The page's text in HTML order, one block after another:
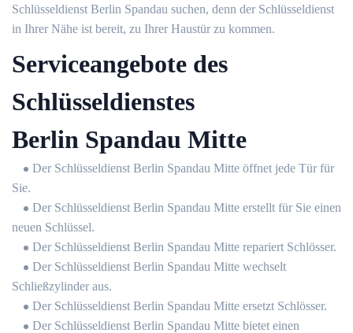
Schlüsseldienst Berlin Spandau suchen, denn der Schlüsseldienst
in Ihrer Nähe ist bereit, zu Ihrer Haustür zu kommen.
Serviceangebote des
Schlüsseldienstes
Berlin Spandau Mitte
Der Schlüsseldienst Berlin Spandau Mitte öffnet jede Tür für
Sie.
Der Schlüsseldienst Berlin Spandau Mitte erstellt für Sie einen
neuen Schlüssel.
Der Schlüsseldienst Berlin Spandau Mitte repariert Schlösser.
Der Schlüsseldienst Berlin Spandau Mitte wechselt
Schließzylinder aus.
Der Schlüsseldienst Berlin Spandau Mitte ersetzt Schlösser.
Der Schlüsseldienst Berlin Spandau Mitte bietet einen